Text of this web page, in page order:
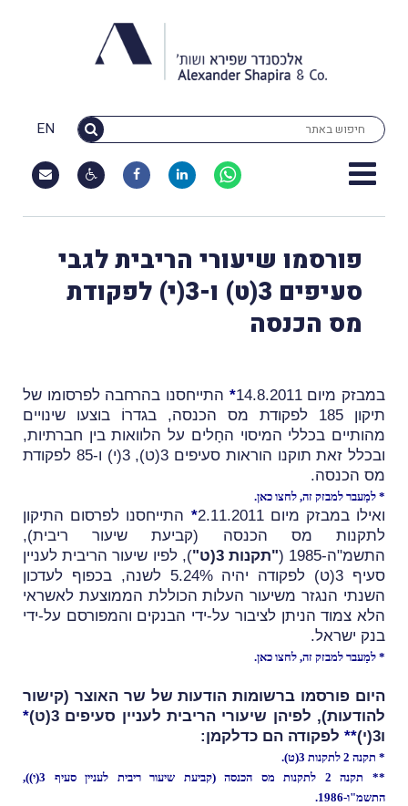
EN
פורסמו שיעורי הריבית לגבי
סעיפים 3(ט) ו-3(י) לפקודת
מס הכנסה
במבזק מיום 14.8.2011 * התייחסנו בהרחבה לפרסומו של
תיקון 185 לפקודת מס הכנסה, בגדרוֹ בוצעו שינויים
מהותיים בכללי המיסוי החָלים על הלוואות בין חברתיות,
ובכלל זאת תוקנו הוראות סעיפים 3(ט), 3(י) ו-85 לפקודת
מס הכנסה.
* למַעבר למבזק זה, לחצו כאן.
ואילו במבזק מיום 2.11.2011 * התייחסנו לפרסום התיקון
לתקנות מס הכנסה (קביעת שיעור ריבית),
התשמ"ה-1985 (
"תקנות 3(ט"
), לפיו שיעור הריבית לעניין
סעיף 3(ט) לפקודה יהיה 5.24% לשנה, בכפוף לעדכון
השנתי הנגזר משיעור העלות הכוללת הממוצעת לאשראי
הלא צמוד הניתן לציבור על-ידי הבנקים והמפורסם על-ידי
בנק ישראל.
* למַעבר למבזק זה, לחצו כאן.
היום פורסמו ברשומות הודעות של שר האוצר (קישור
להודעות), לפיהן שיעורי הריבית לעניין סעיפים 3(ט)
*
ו3(י)
*
* לפקודה הם כדלקמן:
* תקנה 2 לתקנות 3(ט).
** תקנה 2 לתקנות מס הכנסה (קביעת שיעור ריבית לעניין סעיף 3(י)),
התשמ"ו-1986.